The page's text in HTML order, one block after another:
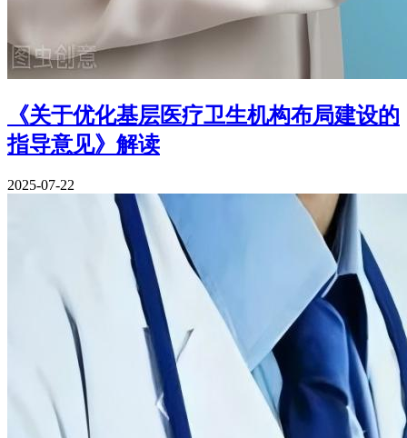
《关于优化基层医疗卫生机构布局建设的
指导意见》解读
2025-07-22